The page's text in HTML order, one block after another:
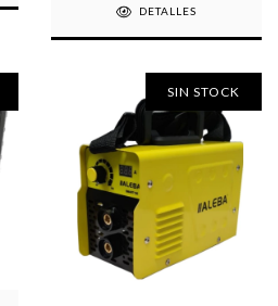
DETALLES
SIN STOCK